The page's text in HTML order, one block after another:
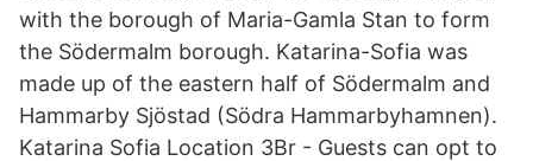
with the borough of Maria-Gamla Stan to form
the Södermalm borough. Katarina-Sofia was
made up of the eastern half of Södermalm and
Hammarby Sjöstad (Södra Hammarbyhamnen).
Katarina Sofia Location 3Br - Guests can opt to